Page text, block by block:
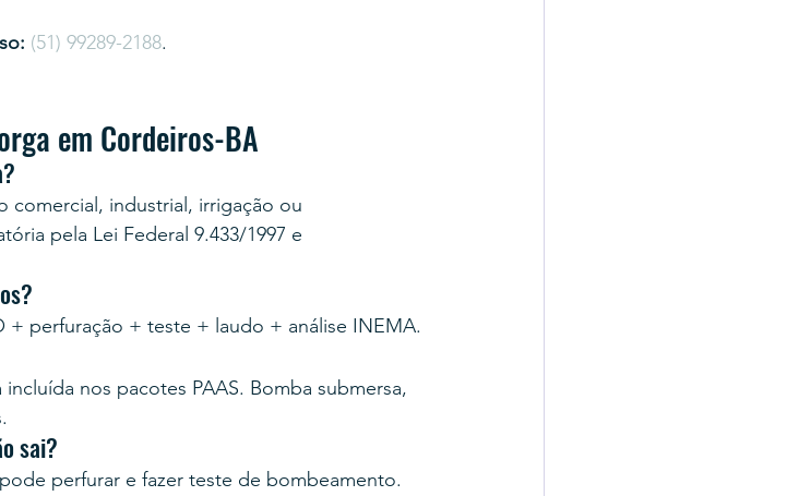
(51) 99289-2188.
em Cordeiros-BA
comercial, industrial, irrigação ou
pela Lei Federal 9.433/1997 e
+ perfuração + teste + laudo + análise INEMA.
nos pacotes PAAS. Bomba submersa,
sai?
perfurar e fazer teste de bombeamento.